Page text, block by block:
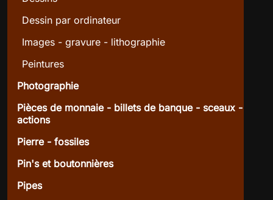
Dessin par ordinateur
Images - gravure - lithographie
Peintures
Photographie
Pièces de monnaie - billets de banque - sceaux -
actions
Pierre - fossiles
Pin's et boutonnières
Pipes